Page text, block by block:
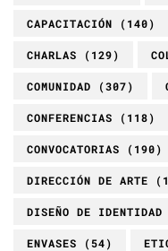
CAPACITACIÓN (140)
CHARLAS (129)
COMUNIDAD (307)
CONFERENCIAS (118)
CONVOCATORIAS (190)
DIRECCIÓN DE ARTE
DISEÑO DE IDENTIDAD
ENVASES (54)